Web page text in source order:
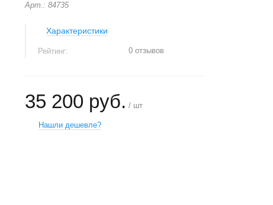
Арт.: 84735
Характеристики
Рейтинг: 0 отзывов
35 200 руб. / шт
Нашли дешевле?